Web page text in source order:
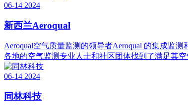
06-14 2024
新西兰Aeroqual
Aeroqual空气质量监测的领导者Aeroqual 的集成监
各地的空气监测专业人士和社区团体找到了满足其
06-14 2024
同林科技